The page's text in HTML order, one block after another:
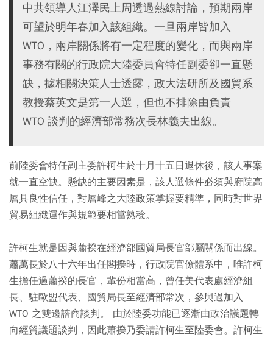
中共領導人江澤民上周透過熱線討論，預期兩岸
可望於明年春加入該組織。一旦兩岸皆加入
WTO，兩岸關係將有一定程度的變化，而與兩岸
事務有關的行政院大陸委員會特任副委卻一直懸
缺，據相關決策人士透露，政大法研所及國貿系
教授蔡英文是第一人選，但也不排除由負責
WTO 談判的經濟部常務次長林義夫出線。
前陸委會特任副主委許柯生於十月十五日退休後，該人事案
就一直空缺。懸缺的主要因素是，該人選條件必須與府院高
層具良性信任，對層峰之大陸政策掌握要精準，同時對世界
貿易組織運作與規範要相當熟稔。
許柯生就是因與蕭揆在經濟部國貿局長官部屬關係而出線。
蕭萬長於八十六年出任閣揆時，行政院官僚體系中，唯許柯
生擔任過蕭揆的長官，輩份相當高，曾任美代表處經濟組
長、駐歐盟代表、國貿局長至經濟部常次，參與過加入
WTO 之雙邊諮商談判。 由於陸委功能已逐漸由政治議題轉
向經貿議題談判，因此蕭揆乃委請許柯生至陸委會。許柯生